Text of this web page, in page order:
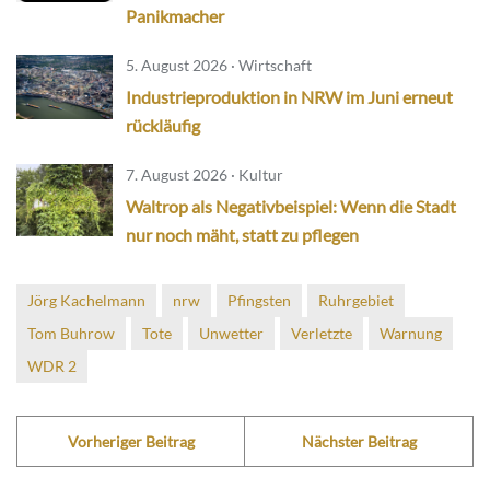
Panikmacher
5. August 2026 · Wirtschaft
Industrieproduktion in NRW im Juni erneut
rückläufig
7. August 2026 · Kultur
Waltrop als Negativbeispiel: Wenn die Stadt
nur noch mäht, statt zu pflegen
Jörg Kachelmann nrw Pfingsten
Ruhrgebiet
Tom Buhrow
Tote Unwetter Verletzte
Warnung
WDR 2
Vorheriger Beitrag Nächster Beitrag